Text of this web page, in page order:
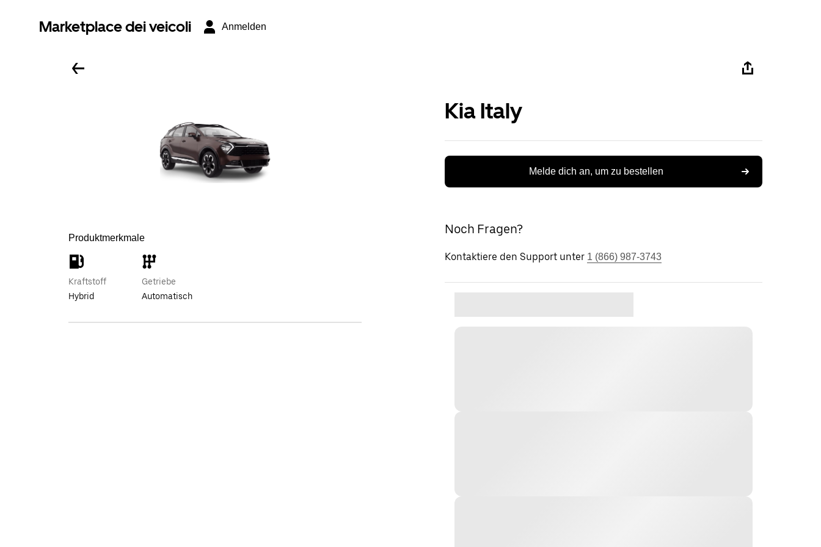
Marketplace dei veicoli Anmelden
Produktmerkmale
Kraftstoff
Hybrid
Getriebe
Automatisch
Kia Italy
Melde dich an, um zu bestellen
Noch Fragen?
Kontaktiere den Support unter 1 (866) 987-3743